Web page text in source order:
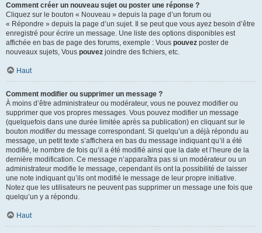
Comment créer un nouveau sujet ou poster une réponse ?
Cliquez sur le bouton « Nouveau » depuis la page d’un forum ou
« Répondre » depuis la page d’un sujet. Il se peut que vous ayez besoin d’être
enregistré pour écrire un message. Une liste des options disponibles est
affichée en bas de page des forums, exemple : Vous pouvez poster de
nouveaux sujets, Vous pouvez joindre des fichiers, etc.
Haut
Comment modifier ou supprimer un message ?
À moins d’être administrateur ou modérateur, vous ne pouvez modifier ou
supprimer que vos propres messages. Vous pouvez modifier un message
(quelquefois dans une durée limitée après sa publication) en cliquant sur le
bouton modifierdu message correspondant. Si quelqu’un a déjà répondu au
message, un petit texte s’affichera en bas du message indiquant qu’il a été
modifié, le nombre de fois qu’il a été modifié ainsi que la date et l’heure de la
dernière modification. Ce message n’apparaîtra pas si un modérateur ou un
administrateur modifie le message, cependant ils ont la possibilité de laisser
une note indiquant qu’ils ont modifié le message de leur propre initiative.
Notez que les utilisateurs ne peuvent pas supprimer un message une fois que
quelqu’un y a répondu.
Haut